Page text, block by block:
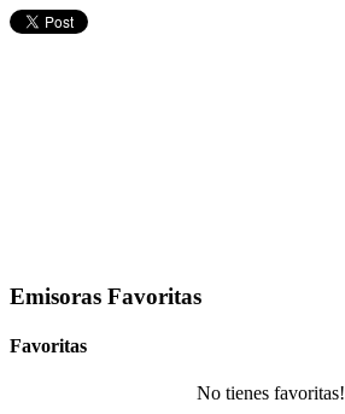
Emisoras Favoritas
Favoritas
No tienes favoritas!